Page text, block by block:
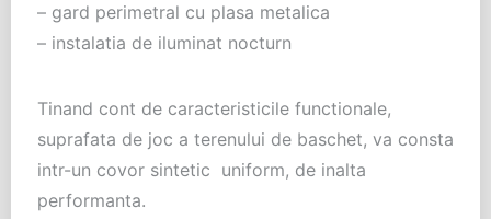
– gard perimetral cu plasa metalica
– instalatia de iluminat nocturn
Tinand cont de caracteristicile functionale,
suprafata de joc a terenului de baschet, va consta
intr-un covor sintetic uniform, de inalta
performanta.